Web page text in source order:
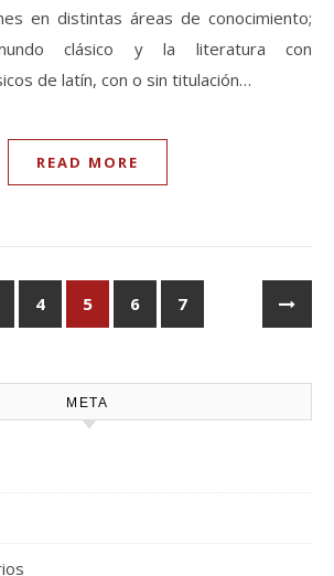
en distintas áreas de conocimiento;
clásico y la literatura con
de latín, con o sin titulación…
READ MORE
4 5 6 7
META